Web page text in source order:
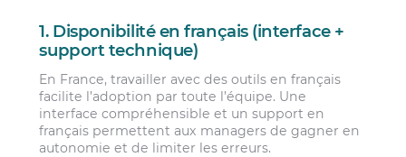
1. Disponibilité en français (interface +
support technique)
En France, travailler avec des outils en français
facilite l’adoption par toute l’équipe. Une
interface compréhensible et un support en
français permettent aux managers de gagner en
autonomie et de limiter les erreurs.